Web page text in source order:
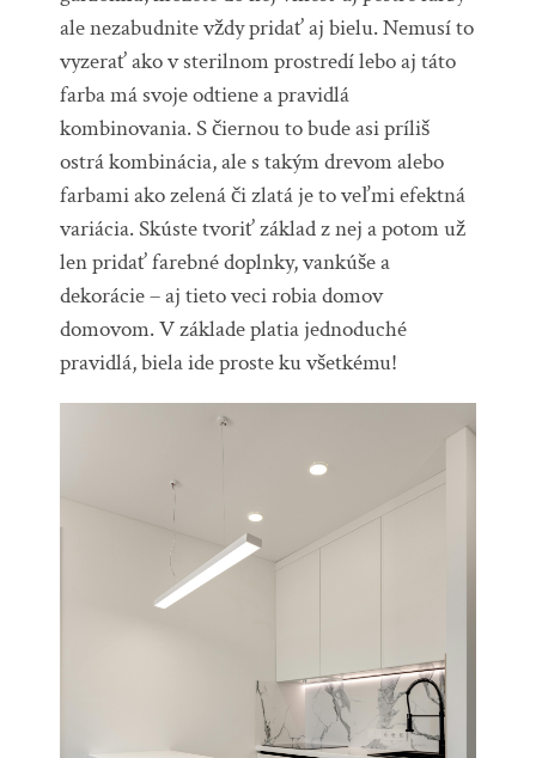
ale nezabudnite vždy pridať aj bielu. Nemusí to
vyzerať ako v sterilnom prostredí lebo aj táto
farba má svoje odtiene a pravidlá
kombinovania. S čiernou to bude asi príliš
ostrá kombinácia, ale s takým drevom alebo
farbami ako zelená či zlatá je to veľmi efektná
variácia. Skúste tvoriť základ z nej a potom už
len pridať farebné doplnky, vankúše a
dekorácie – aj tieto veci robia domov
domovom. V základe platia jednoduché
pravidlá, biela ide proste ku všetkému!